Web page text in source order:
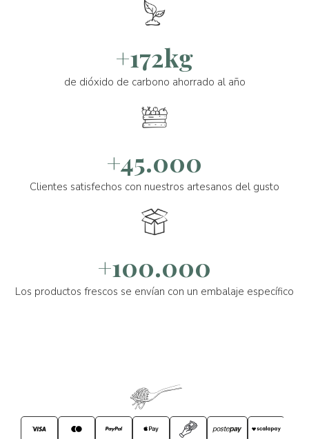
+172kg
de dióxido de carbono ahorrado al año
+45.000
Clientes satisfechos con nuestros artesanos del gusto
+100.000
Los productos frescos se envían con un embalaje específico